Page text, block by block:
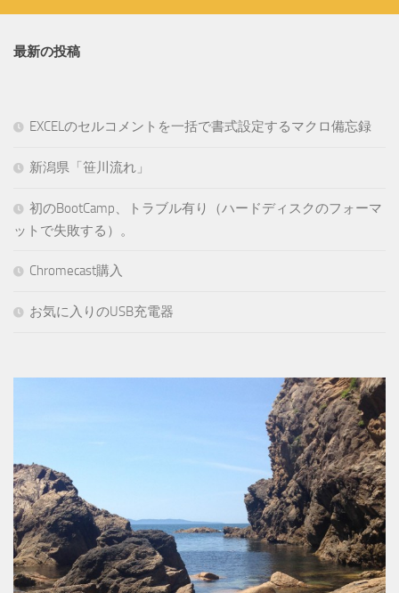
最新の投稿
EXCELのセルコメントを一括で書式設定するマクロ備忘録
新潟県「笹川流れ」
初のBootCamp、トラブル有り（ハードディスクのフォーマ
ットで失敗する）。
Chromecast購入
お気に入りのUSB充電器